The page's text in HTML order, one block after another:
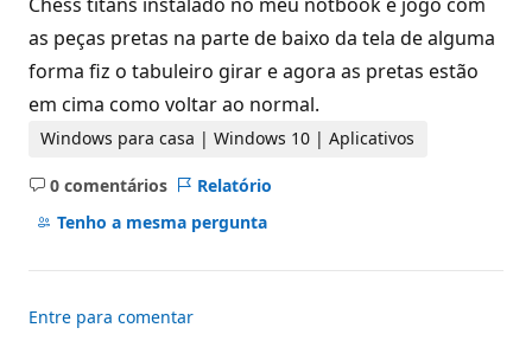
e
r
p
t
ç
as peças pretas na parte de baixo da tela de alguma
forma fiz o tabuleiro girar e agora as pretas estão
em cima como voltar ao normal.
Windows para casa | Windows 10 | Aplicativos
0 comentários
Sem
comentários
Relatório
Tenho a mesma pergunta
Entre para comentar